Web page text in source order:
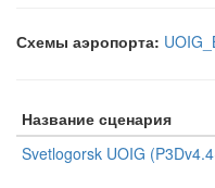
Схемы аэропорта:
Название сценария
Svetlogorsk UOIG